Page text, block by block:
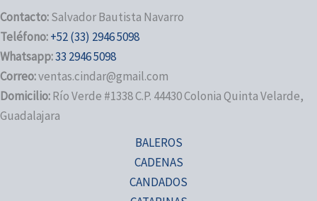
Contacto:Salvador Bautista Navarro
Teléfono:+52 (33) 2946 5098
Whatsapp:33 2946 5098
Correo:ventas.cindar@gmail.com
Domicilio:Río Verde #1338 C.P. 44430 Colonia Quinta Velarde,
Guadalajara
BALEROS
CADENAS
CANDADOS